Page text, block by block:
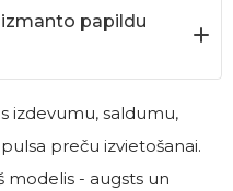
papildu
izdevumu, saldumu,
preču izvietošanai.
modelis - augsts un